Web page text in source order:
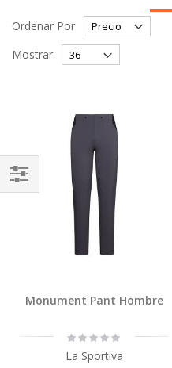
Ordenar Por
Mostrar
Monument Pant Hombre
Rating:
0%
La Sportiva
Comprar